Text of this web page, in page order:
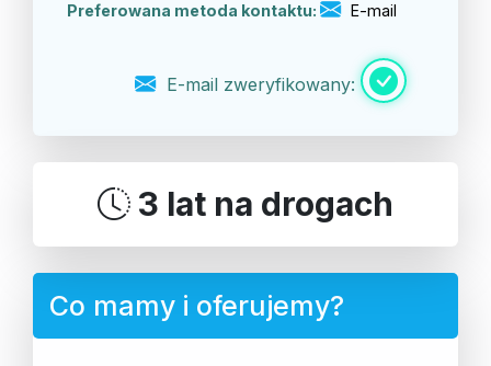
Preferowana metoda kontaktu: E-mail
E-mail zweryfikowany:
3 lat na drogach
Co mamy i oferujemy?